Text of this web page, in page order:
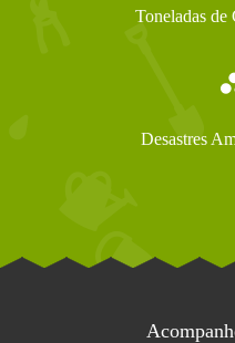
Toneladas de
Desastres